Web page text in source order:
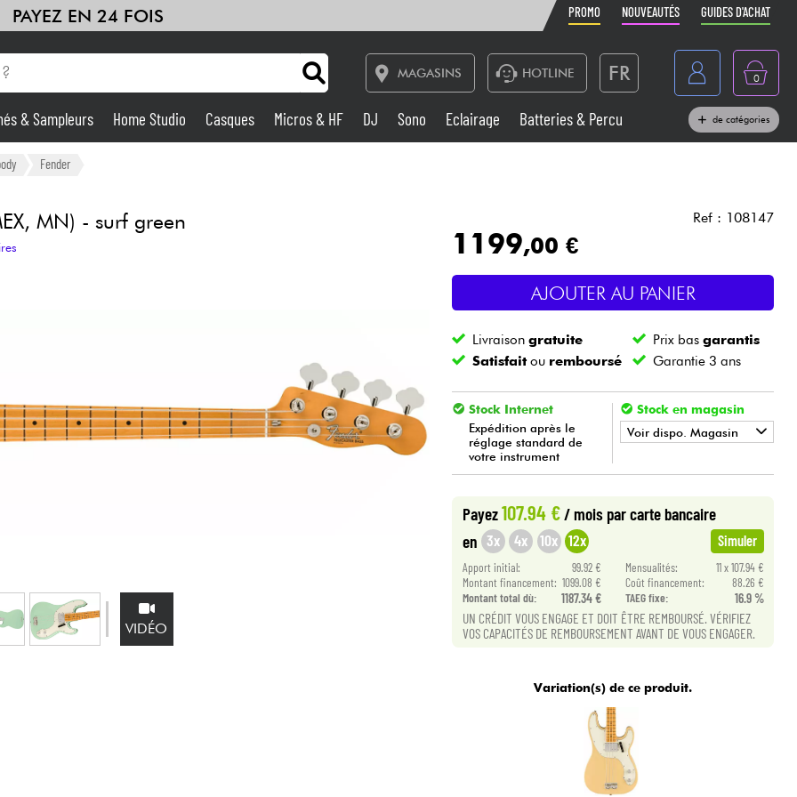
PAYEZ EN 24 FOIS PROMO NOUVEAUTÉS GUIDES D'ACHAT
MAGASINS HOTLINE FR
Belgique
België
Nederland
0
Home Studio
Sono
Vents
Câbles & Access.
Packs
Voir nos marques
& Sampleurs Home Studio Casques Micros & HF DJ Sono Eclairage Batteries & Percu de catégories
Fender
MN) - surf green
VIDÉO
Ref : 108147
1199,00 €
AJOUTER AU PANIER
Livraisongratuite Prix bas garantis
Satisfaitou remboursé Garantie 3 ans
Stock Internet
Expédition après le
réglage standard de
votre instrument
Stock en magasin
Voir dispo. Magasin
• Star
• MusicLYON
Payez107.94 €/ mois par carte bancaire
en 3x 4x 10x 12x Simuler
Apport initial: 99.92 € Mensualités:
11 x 107.94 €
Montant financement: 1099.08 € Coût financement:
88.26 €
Montant total dù:
1187.34 € TAEG fixe: 16.9 %
UN CRÉDIT VOUS ENGAGE ET DOIT ÊTRE REMBOURSÉ. VÉRIFIEZ
VOS CAPACITÉS DE REMBOURSEMENT AVANT DE VOUS ENGAGER.
Variation(s) de ce produit.